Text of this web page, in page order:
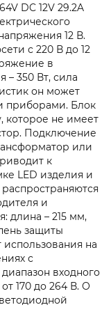
DC 12V 29.2A
12 В.
с 220 В до 12
в
– 350 Вт, сила
он может
приборами. Блок
которое не имеет
Подключение
или
к
LED изделия и
и
длина – 215 мм,
защиты
на
с
входного
170 до 264 В. О